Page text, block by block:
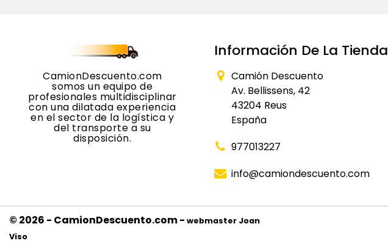
CamionDescuento.com
somos un equipo de
profesionales multidisciplinar
con una dilatada experiencia
en el sector de la logística y
del transporte a su
disposición.
Información De La Tienda
Camión Descuento
Av. Bellissens, 42
43204 Reus
España
977013227
info@camiondescuento.com
© 2026 - CamionDescuento.com - webmaster Joan
Viso